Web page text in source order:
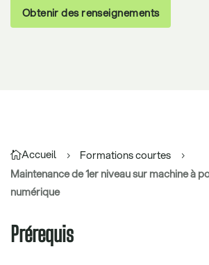
Obtenir des renseignements
Accueil
Formations courtes
Maintenance de 1er niveau sur machine à
numérique
Prérequis